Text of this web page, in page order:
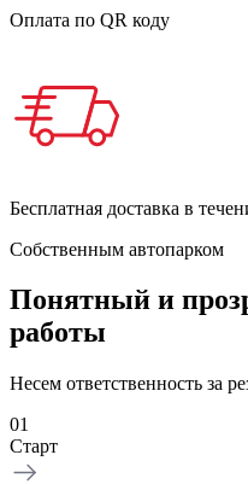
Оплата по QR коду
Бесплатная доставка в
Собственным автопарком
Понятный и
работы
Несем ответственность за
01
Старт